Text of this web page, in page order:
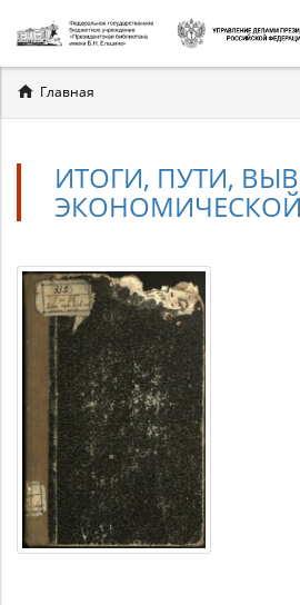
Вы
здесь
Главная
ИТОГИ, ПУТИ,